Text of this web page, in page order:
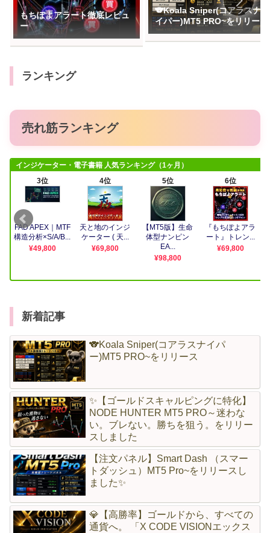
もちぽよアラート徹底レビュ
ー
🐨Koala Sniper(コアラスナ
イパー)MT5 PRO~をリリース
ランキング
売れ筋ランキング
新着記事
🐨Koala Sniper(コアラスナイパ
ー)MT5 PRO~をリリース
✨【ゴールドスキャルピングに特化】
NODE HUNTER MT5 PRO～迷わな
い。ブレない。勝ちを狙う。をリリー
スしました
【注文パネル】Smart Dash （スマー
トダッシュ）MT5 Pro~をリリースし
ました✨
💎【高勝率】ゴールドから、すべての
通貨へ。 「X CODE VISIONエックス